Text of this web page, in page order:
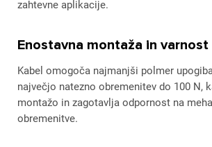
zahtevne aplikacije.
Enostavna montaža in varnost
Kabel omogoča najmanjši polmer
največjo natezno obremenitev do 100 N,
montažo in zagotavlja odpornost na
obremenitve.